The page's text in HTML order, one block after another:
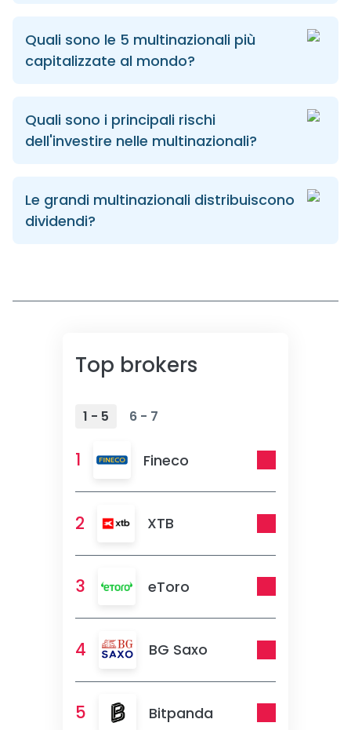
Quali sono le 5 multinazionali più
capitalizzate al mondo?
Quali sono i principali rischi
dell'investire nelle multinazionali?
Le grandi multinazionali distribuiscono
dividendi?
Top brokers
1 - 5 6 - 7
1 Fineco
2 XTB
3 eToro
4 BG Saxo
5 Bitpanda